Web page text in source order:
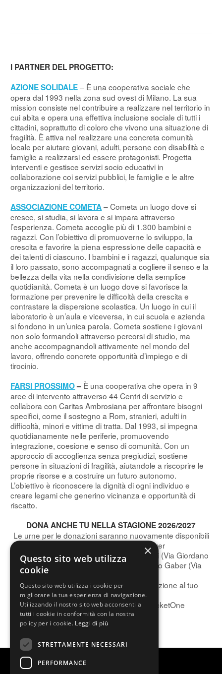
I PARTNER DEL PROGETTO:
AZIONE SOLIDALE– È una cooperativa sociale che
opera dal 1993 nella zona sud ovest di Milano. La sua
mission consiste nel contribuire a realizzare nel territorio in
cui abita e opera una effettiva inclusione sociale di tutti i
cittadini, soprattutto di coloro che vivono una situazione di
fragilità. È attiva nel realizzare una concreta comunità
locale per aiutare giovani, adulti, persone con disabilità e
famiglie a realizzarsi ed essere protagonisti. Progetta
interventi e gestisce servizi socio educativi in
collaborazione coi servizi pubblici, le famiglie e le altre
organizzazioni del territorio.
ASSOCIAZIONE COMETA– Cometa un luogo dove si
cresce, si studia, si lavora e si impara attraverso
l’esperienza. Cometa accoglie più di 1.300 bambini e
ragazzi. Con l’obiettivo di promuoverne lo sviluppo, la
crescita e favorire la piena espressione delle capacità e
dei talenti di ciascuno. I bambini e i ragazzi, qualunque sia
il loro passato, sono accompagnati a cogliere il senso e la
bellezza della vita nella condivisione della semplice
quotidianità. Cometa è un luogo dove si favorisce la
formazione per prevenire le difficoltà della crescita e
contrastare la dispersione scolastica. Un luogo in cui il
laboratorio è un’aula e viceversa, in cui scuola e azienda
si fondono in un’unica parola. Cometa sostiene i giovani
non solo formandoli attraverso percorsi di studio, ma
anche accompagnandoli attivamente nel mondo del
lavoro, offrendo concrete opportunità d’impiego e di
tirocinio.
FARSI PROSSIMO– È una cooperativa che opera in 9
aree di intervento attraverso 44 Centri di servizio e
collabora con Caritas Ambrosiana per affrontare bisogni
specifici, come il sostegno a Rom, stranieri, adulti in
difficoltà, minori e vittime di tratta. Dal 1993, si impegna
quotidianamente nelle periferie, promuovendo
integrazione, coesione e senso di comunità. Con un
approccio di accoglienza senza pregiudizi, sostiene
persone in situazioni di fragilità, aiutandole a riscoprire le
proprie risorse e a costruire un futuro autonomo.
L’obiettivo è riconoscere la dignità di ogni individuo e
creare legami che generino vicinanza e opportunità di
riscatto.
DONA ANCHE TU NELLA STAGIONE 2026/2027
Le urne per le donazioni saranno nuovamente disponibili
a partire da settembre nei foyer
del Teatro Nazionale Italiana Assicurazioni (Via Giordano
Rota 1, Milano) e del Teatro Lirico Giorgio Gaber (Via
Online, puoi aggiungere 3 euro di donazione al tuo
acquisto su:
Teatro Nazionale | Teatro Lirico | TicketOne
Adesso tocca a voi!
×
Questo sito web utilizza
cookie
Questo sito web utilizza i cookie per
migliorare la tua esperienza di navigazione.
Utilizzando il nostro sito web acconsenti a
tutti i cookie in conformità con la nostra
policy per i cookie. Leggi di più
STRETTAMENTE NECESSARI
PERFORMANCE